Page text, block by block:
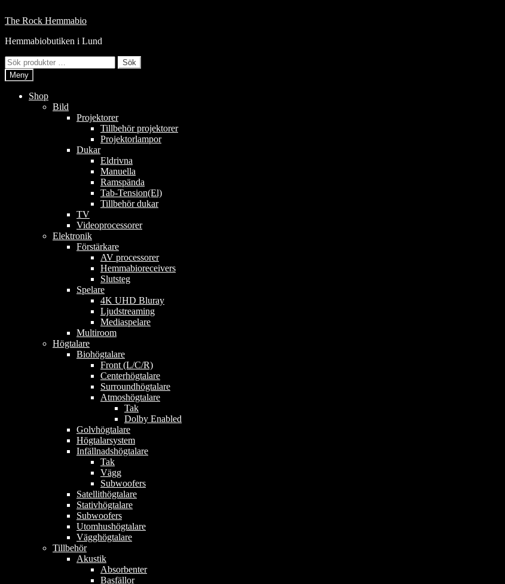
till
Hoppa
navigering
Hoppa
innehåll
The Rock Hemmabio
Hemmabiobutiken i Lund
Sök
efter:
Sök
Meny
Shop
Bild
Projektorer
Tillbehör projektorer
Projektorlampor
Dukar
Eldrivna
Manuella
Ramspända
Tab-Tension(El)
Tillbehör dukar
TV
Videoprocessorer
Elektronik
Förstärkare
AV processorer
Hemmabioreceivers
Slutsteg
Spelare
4K UHD Bluray
Ljudstreaming
Mediaspelare
Multiroom
Högtalare
Biohögtalare
Front (L/C/R)
Centerhögtalare
Surroundhögtalare
Atmoshögtalare
Tak
Dolby Enabled
Golvhögtalare
Högtalarsystem
Infällnadshögtalare
Tak
Vägg
Subwoofers
Satellithögtalare
Stativhögtalare
Subwoofers
Utomhushögtalare
Vägghögtalare
Tillbehör
Akustik
Absorbenter
Basfällor